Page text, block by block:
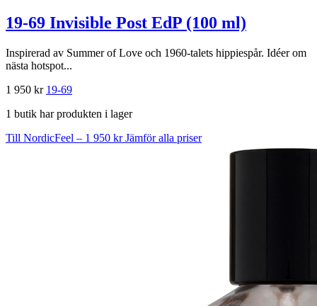
19-69 Invisible Post EdP (100 ml)
Inspirerad av Summer of Love och 1960-talets hippiespår. Idéer om
nästa hotspot...
1 950 kr 19-69
1 butik har produkten i lager
Till NordicFeel – 1 950 krJämför alla priser